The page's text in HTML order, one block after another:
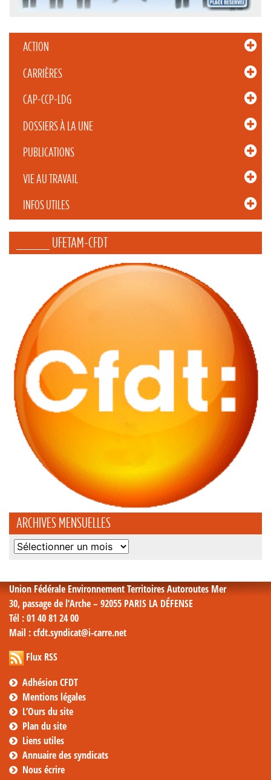
ACTION
CARRIÈRES
CAP-CCP-LDG
DOSSIERS À LA UNE
PUBLICATIONS
VIE AU TRAVAIL
INFOS UTILES
_____ UFETAM-CFDT
ARCHIVES MENSUELLES
Archives
Union Fédérale Environnement Territoires Autoroutes Mer
30, passage de l’Arche – 92055 PARIS LA DÉFENSE
Tél : 01 40 81 24 00
Mail : cfdt.syndicat@i-carre.net
Flux RSS
Adhésion CFDT
Mentions légales
L’Ours du site
Plan du site
Liens utiles
Annuaire des syndicats
Nous écrire